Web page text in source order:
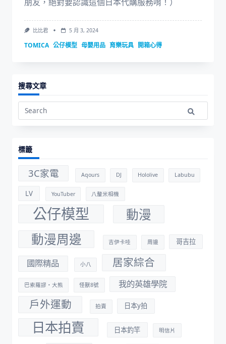
比比君 5 月 3, 2024
TOMICA 公仔模型 母嬰用品 育樂玩具 開箱心得
搜尋文章
Search
標籤
3C家電 Aqours DJ Hololive Labubu
LV YouTuber 八釐米相機
公仔模型
動漫
動漫周邊
吉伊卡哇 周邊 哥吉拉
國際精品 小八 居家綜合
巴索羅謬・大熊 怪獸8號 我的英雄學院
戶外運動 拍賣 日本y拍
日本拍賣 日本釣竿 明信片